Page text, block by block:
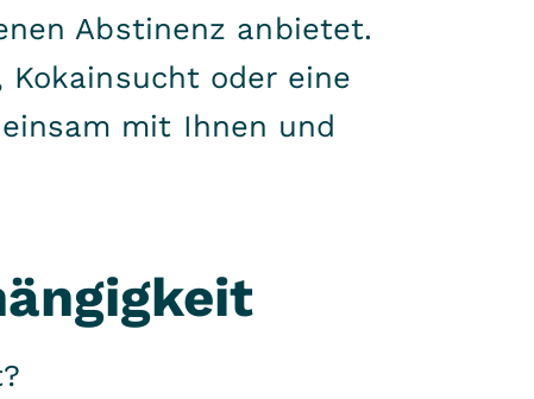
Abstinenz anbietet.
Kokainsucht oder eine
mit Ihnen und